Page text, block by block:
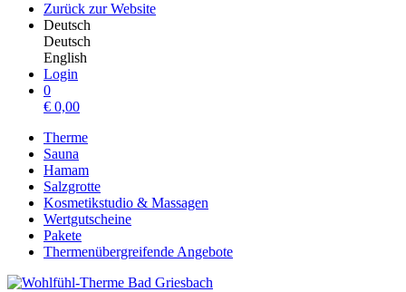
Zurück zur Website
Deutsch
Deutsch
English
Login
0
€ 0,00
Therme
Sauna
Hamam
Salzgrotte
Kosmetikstudio & Massagen
Wertgutscheine
Pakete
Thermenübergreifende Angebote